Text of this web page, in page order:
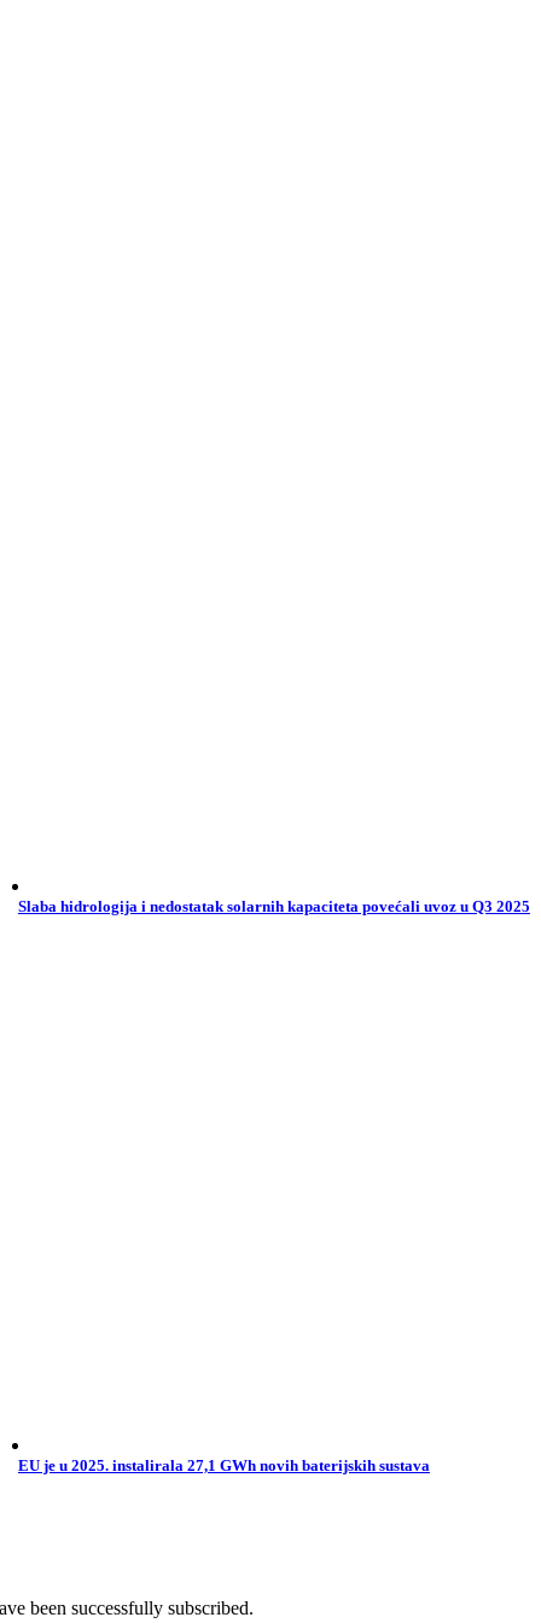
Slaba hidrologija i nedostatak solarnih kapaciteta povećali uvoz u Q3 2025
EU je u 2025. instalirala 27,1 GWh novih baterijskih sustava
been successfully subscribed.